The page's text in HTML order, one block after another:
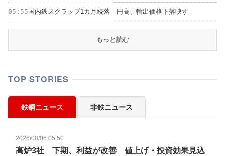
05:55 国内鉄スクラップ1カ月続落 円高、輸出価格下落映す
もっと読む
TOP STORIES
鉄鋼ニュース 非鉄ニュース
2026/08/06 05:50
高炉3社 下期、利益が改善 値上げ・投資効果見込